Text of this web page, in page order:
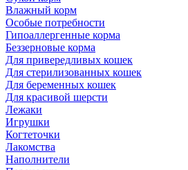
Влажный корм
Особые потребности
Гипоаллергенные корма
Беззерновые корма
Для привередливых кошек
Для стерилизованных кошек
Для беременных кошек
Для красивой шерсти
Лежаки
Игрушки
Когтеточки
Лакомства
Наполнители